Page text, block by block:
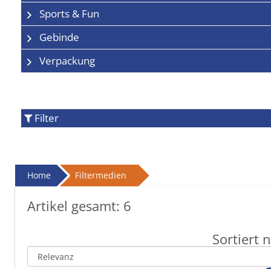
Sports & Fun
Gebinde
Verpackung
Filter
Home Filtermedien
Artikel gesamt: 6
Sortiert